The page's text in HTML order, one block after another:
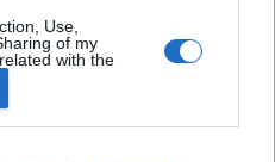
Use,
of my
with the
collected.